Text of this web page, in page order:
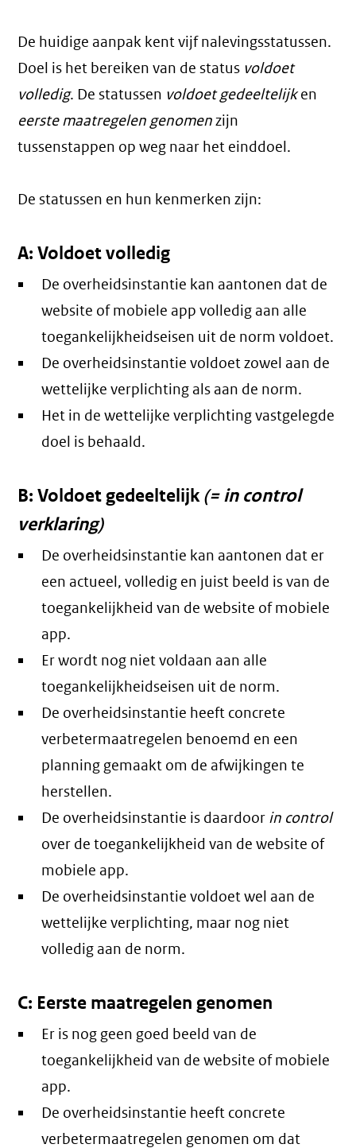
De huidige aanpak kent vijf nalevingsstatussen.
Doel is het bereiken van de status voldoet
volledig. De statussen voldoet gedeeltelijken
eerste maatregelen genomenzijn
tussenstappen op weg naar het einddoel.
De statussen en hun kenmerken zijn:
A: Voldoet volledig
De overheidsinstantie kan aantonen dat de
website of mobiele app volledig aan alle
toegankelijkheidseisen uit de norm voldoet.
De overheidsinstantie voldoet zowel aan de
wettelijke verplichting als aan de norm.
Het in de wettelijke verplichting vastgelegde
doel is behaald.
B: Voldoet gedeeltelijk(= in control
verklaring)
De overheidsinstantie kan aantonen dat er
een actueel, volledig en juist beeld is van de
toegankelijkheid van de website of mobiele
app.
Er wordt nog niet voldaan aan alle
toegankelijkheidseisen uit de norm.
De overheidsinstantie heeft concrete
verbetermaatregelen benoemd en een
planning gemaakt om de afwijkingen te
herstellen.
De overheidsinstantie is daardoor in control
over de toegankelijkheid van de website of
mobiele app.
De overheidsinstantie voldoet wel aan de
wettelijke verplichting, maar nog niet
volledig aan de norm.
C: Eerste maatregelen genomen
Er is nog geen goed beeld van de
toegankelijkheid van de website of mobiele
app.
De overheidsinstantie heeft concrete
verbetermaatregelen genomen om dat